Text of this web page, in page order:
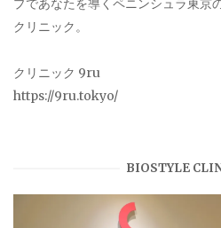
プであなたを導くペニンシュラ東京
クリニック。
クリニック 9ru
https://9ru.tokyo/
BIOSTYLE